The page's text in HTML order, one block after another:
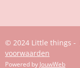
© 2024 Little things -
voorwaarden
Powered by JouwWeb